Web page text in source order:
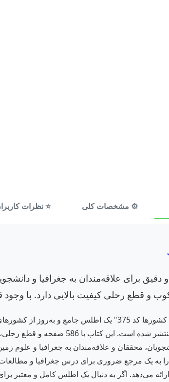
⚙️ مشخصات کلی ⭐ نظرات
دقیق برای علاقه‌مندان به جغرافیا و
و قطع رحلی کیفیت بالایی دارد. با
کتاب "گیتاشناسی نوین کشورها کد 375" یک
محققان و علاقه‌مندان به جغرافیا و
می‌دهد. اگر به دنبال یک اطلس کامل و معتبر